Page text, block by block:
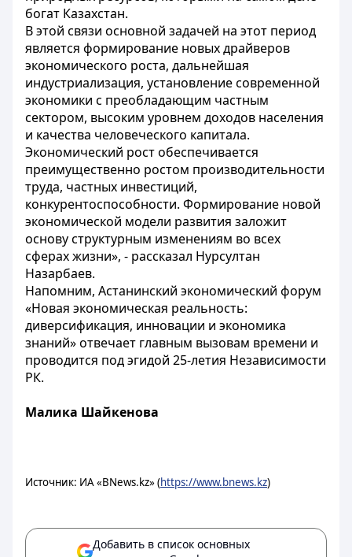
богат Казахстан.
В этой связи основной задачей на этот период
является формирование новых драйверов
экономического роста, дальнейшая
индустриализация, установление современной
экономики с преобладающим частным
сектором, высоким уровнем доходов населения
и качества человеческого капитала.
Экономический рост обеспечивается
преимущественно ростом производительности
труда, частных инвестиций,
конкурентоспособности. Формирование новой
экономической модели развития заложит
основу структурным изменениям во всех
сферах жизни», - рассказал Нурсултан
Назарбаев.
Напомним, Астанинский экономический форум
«Новая экономическая реальность:
диверсификация, инновации и экономика
знаний» отвечает главным вызовам времени и
проводится под эгидой 25-летия Независимости
РК.
Малика Шайкенова
Источник: ИА «BNews.kz» (https://www.bnews.kz)
Добавить в список основных